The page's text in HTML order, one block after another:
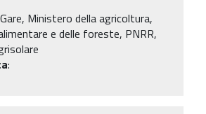
Gare, Ministero della agricoltura,
e delle foreste, PNRR,
: